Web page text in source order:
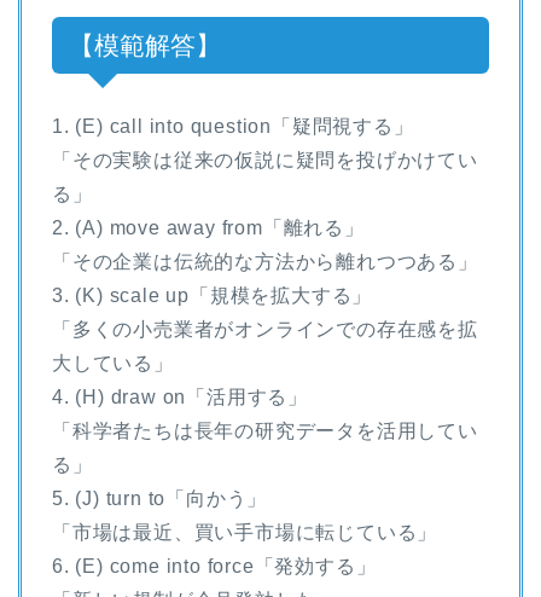
【模範解答】
1. (E) call into question「疑問視する」
「その実験は従来の仮説に疑問を投げかけてい
る」
2. (A) move away from「離れる」
「その企業は伝統的な方法から離れつつある」
3. (K) scale up「規模を拡大する」
「多くの小売業者がオンラインでの存在感を拡
大している」
4. (H) draw on「活用する」
「科学者たちは長年の研究データを活用してい
る」
5. (J) turn to「向かう」
「市場は最近、買い手市場に転じている」
6. (E) come into force「発効する」